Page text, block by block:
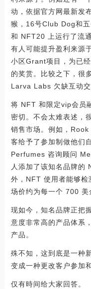
动，依据官方网最新发
猴，16号Club Dog和
和 NFT20 上运行了流
有人可能提升盈利来源
小区Grant项目，为已
的奖赏。比较之下，很
Larva Labs 欠缺互动交
将 NFT 和限定vip会员
密切。不会太难表述，
销售市场。例如，
客给予了参加制做他们
Perfumes 咨询顾问
人添加了该知名品牌的
外，NFT 使用者能够
场价约为每一个 700 美
现如今，知名品牌正把
意度非常高的产品体系
产品。
殊不知，这到底是一种
变成一种更改客户参加
仅有時间给大家回答。